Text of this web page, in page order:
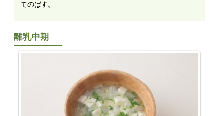
てのばす。
離乳中期